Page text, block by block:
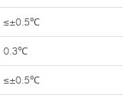
≤±0.5℃
0.3℃
≤±0.5℃